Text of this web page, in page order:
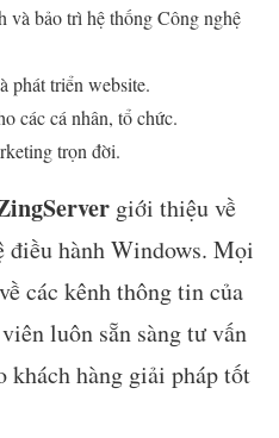
và bảo trì hệ thống Công nghệ
phát triển website.
các cá nhân, tổ chức.
trọn đời.
giới thiệu về
điều hành Windows. Mọi
các kênh thông tin của
luôn sẵn sàng tư vấn
khách hàng giải pháp tốt